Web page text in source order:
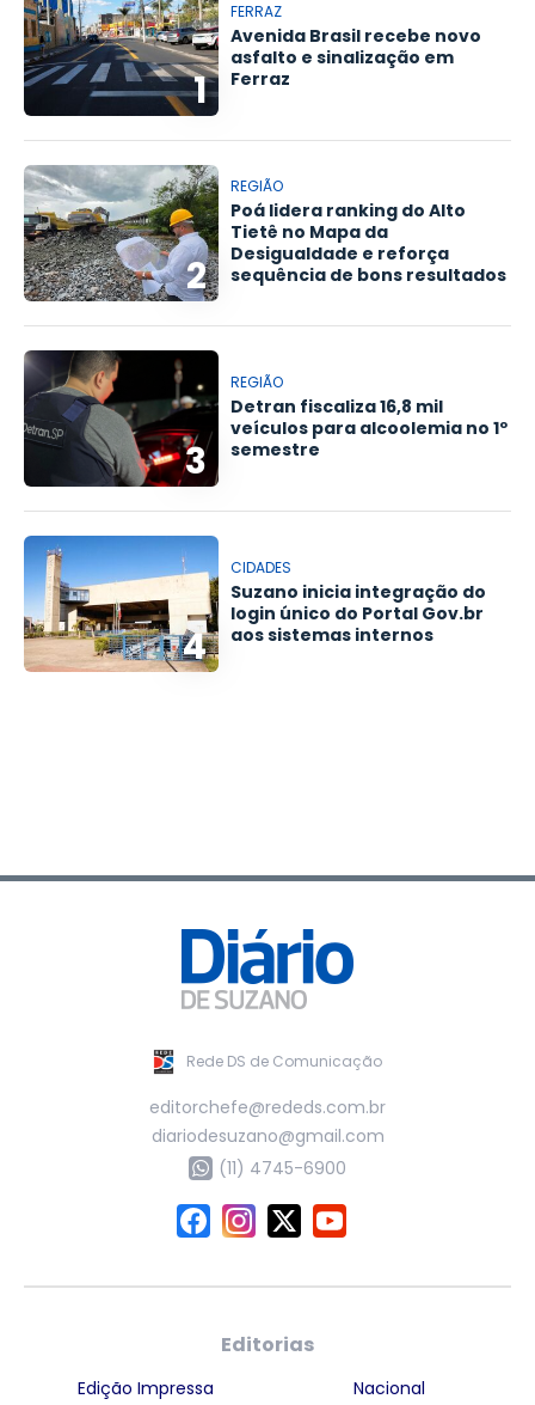
1
FERRAZ
Avenida Brasil recebe novo
asfalto e sinalização em
Ferraz
2
REGIÃO
Poá lidera ranking do Alto
Tietê no Mapa da
Desigualdade e reforça
sequência de bons resultados
3
REGIÃO
Detran fiscaliza 16,8 mil
veículos para alcoolemia no 1º
semestre
4
CIDADES
Suzano inicia integração do
login único do Portal Gov.br
aos sistemas internos
Rede DS de Comunicação
editorchefe@rededs.com.br
diariodesuzano@gmail.com
(11) 4745-6900
Editorias
Edição Impressa
Nacional